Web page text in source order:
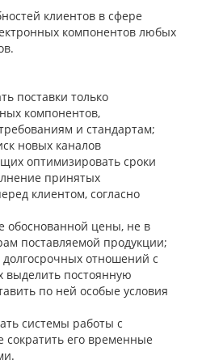
клиентов в сфере
компонентов любых
поставки только
компонентов,
и стандартам;
новых каналов
оптимизировать сроки
принятых
клиентом, согласно
обоснованной цены, не в
поставляемой продукции;
отношений с
выделить постоянную
по ней особые условия
системы работы с
его временные